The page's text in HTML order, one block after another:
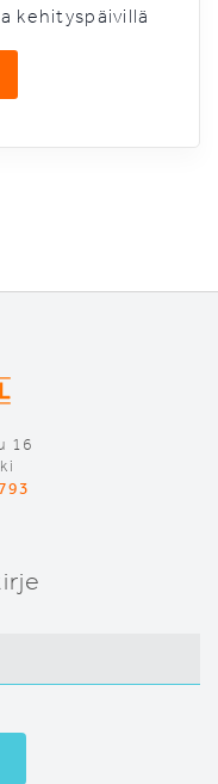
kehityspäivillä
16